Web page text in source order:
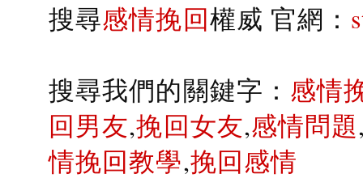
搜尋感情挽回權威 官網：
搜尋我們的關鍵字： 感情
回男友,挽回女友,感情問題
情挽回教學,挽回感情